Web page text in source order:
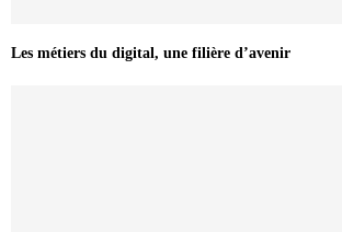
Les métiers du digital, une filière d’avenir